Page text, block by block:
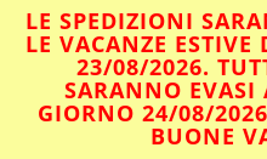
LE SPEDIZIONI
LE VACANZE
23/08/2026.
SARANNO EVASI
GIORNO 24/08/
BUONE